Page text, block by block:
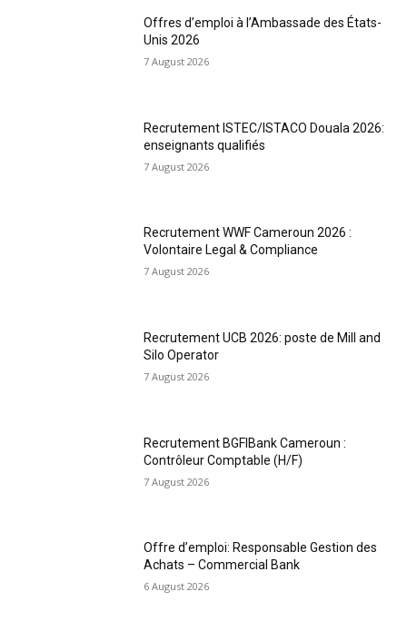
Offres d’emploi à l’Ambassade des États-
Unis 2026
7 August 2026
Recrutement ISTEC/ISTACO Douala 2026:
enseignants qualifiés
7 August 2026
Recrutement WWF Cameroun 2026 :
Volontaire Legal & Compliance
7 August 2026
Recrutement UCB 2026: poste de Mill and
Silo Operator
7 August 2026
Recrutement BGFIBank Cameroun :
Contrôleur Comptable (H/F)
7 August 2026
Offre d’emploi: Responsable Gestion des
Achats – Commercial Bank
6 August 2026